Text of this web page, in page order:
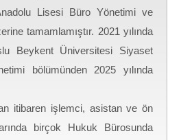
Lisesi Büro Yönetimi ve
tamamlamıştır. 2021 yılında
Beykent Üniversitesi Siyaset
bölümünden 2025 yılında
itibaren işlemci, asistan ve ön
birçok Hukuk Bürosunda